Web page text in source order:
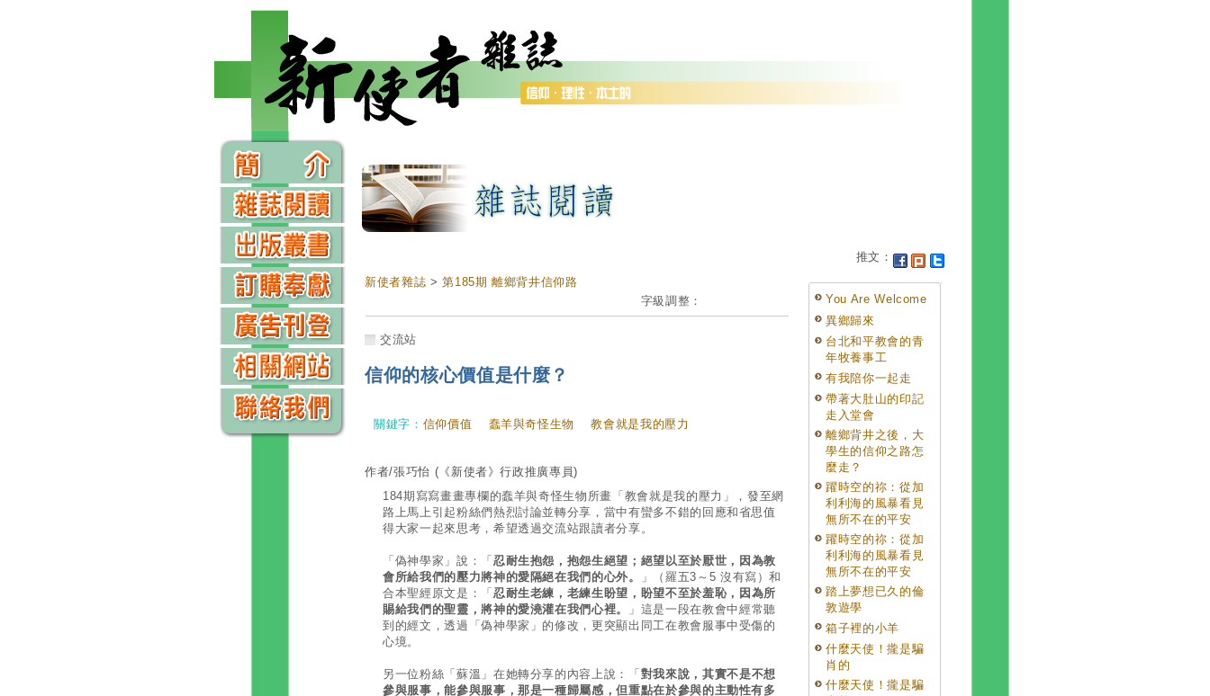
推文：
新使者雜誌 >第185期 離鄉背井信仰路
字級調整：
交流站
信仰的核心價值是什麼？
關鍵字： 信仰價值 蠢羊與奇怪生物 教會就是我的壓力
作者/張巧怡 (《新使者》行政推廣專員)
184期寫寫畫畫專欄的蠢羊與奇怪生物所畫「教會就是我的壓力」，發至網
路上馬上引起粉絲們熱烈討論並轉分享，當中有蠻多不錯的回應和省思值
得大家一起來思考，希望透過交流站跟讀者分享。
「偽神學家」說：「 忍耐生抱怨，抱怨生絕望；絕望以至於厭世，因為教
會所給我們的壓力將神的愛隔絕在我們的心外。
」（羅五3～5 沒有寫）和
合本聖經原文是：「 忍耐生老練，老練生盼望，盼望不至於羞恥，因為所
賜給我們的聖靈，將神的愛澆灌在我們心裡。
」這是一段在教會中經常聽
到的經文，透過「偽神學家」的修改，更突顯出同工在教會服事中受傷的
心境。
另一位粉絲「蘇溫」在她轉分享的內容上說：「 對我來說，其實不是不想
參與服事，能參與服事，那是一種歸屬感，但重點在於參與的主動性有多
You Are Welcome
異鄉歸來
台北和平教會的青
年牧養事工
有我陪你一起走
帶著大肚山的印記
走入堂會
離鄉背井之後，大
學生的信仰之路怎
麼走？
躍時空的祢：從加
利利海的風暴看見
無所不在的平安
躍時空的祢：從加
利利海的風暴看見
無所不在的平安
踏上夢想已久的倫
敦遊學
箱子裡的小羊
什麼天使！攏是騙
肖的
什麼天使！攏是騙